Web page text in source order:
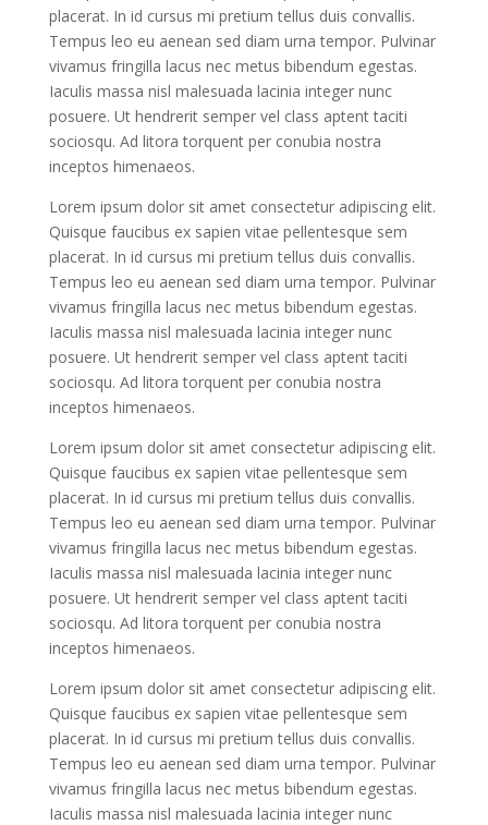
placerat. In id cursus mi pretium tellus duis convallis.
Tempus leo eu aenean sed diam urna tempor. Pulvinar
vivamus fringilla lacus nec metus bibendum egestas.
Iaculis massa nisl malesuada lacinia integer nunc
posuere. Ut hendrerit semper vel class aptent taciti
sociosqu. Ad litora torquent per conubia nostra
inceptos himenaeos.
Lorem ipsum dolor sit amet consectetur adipiscing elit.
Quisque faucibus ex sapien vitae pellentesque sem
placerat. In id cursus mi pretium tellus duis convallis.
Tempus leo eu aenean sed diam urna tempor. Pulvinar
vivamus fringilla lacus nec metus bibendum egestas.
Iaculis massa nisl malesuada lacinia integer nunc
posuere. Ut hendrerit semper vel class aptent taciti
sociosqu. Ad litora torquent per conubia nostra
inceptos himenaeos.
Lorem ipsum dolor sit amet consectetur adipiscing elit.
Quisque faucibus ex sapien vitae pellentesque sem
placerat. In id cursus mi pretium tellus duis convallis.
Tempus leo eu aenean sed diam urna tempor. Pulvinar
vivamus fringilla lacus nec metus bibendum egestas.
Iaculis massa nisl malesuada lacinia integer nunc
posuere. Ut hendrerit semper vel class aptent taciti
sociosqu. Ad litora torquent per conubia nostra
inceptos himenaeos.
Lorem ipsum dolor sit amet consectetur adipiscing elit.
Quisque faucibus ex sapien vitae pellentesque sem
placerat. In id cursus mi pretium tellus duis convallis.
Tempus leo eu aenean sed diam urna tempor. Pulvinar
vivamus fringilla lacus nec metus bibendum egestas.
Iaculis massa nisl malesuada lacinia integer nunc